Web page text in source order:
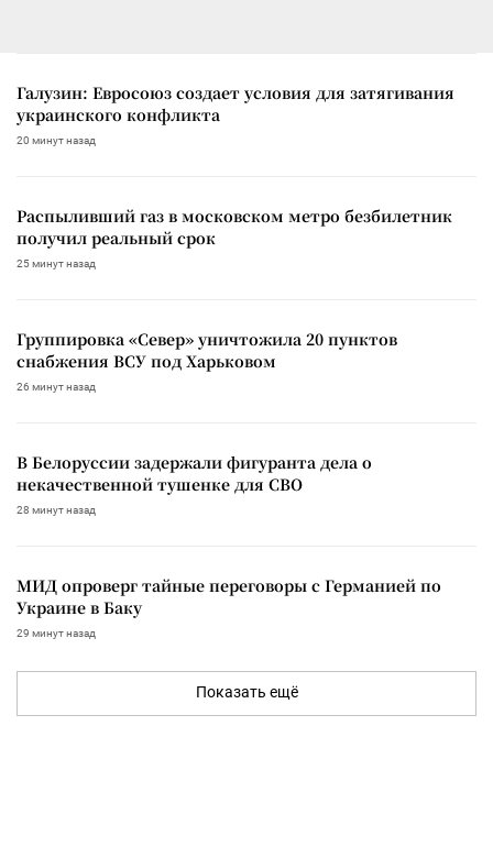
Галузин: Евросоюз создает условия для затягивания
украинского конфликта
20 минут назад
Распыливший газ в московском метро безбилетник
получил реальный срок
25 минут назад
Группировка «Север» уничтожила 20 пунктов
снабжения ВСУ под Харьковом
26 минут назад
В Белоруссии задержали фигуранта дела о
некачественной тушенке для СВО
28 минут назад
МИД опроверг тайные переговоры с Германией по
Украине в Баку
29 минут назад
Показать ещё